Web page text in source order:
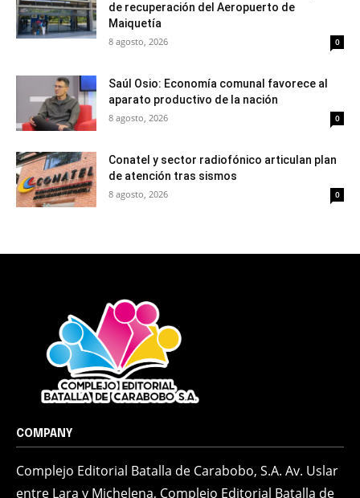
de recuperación del Aeropuerto de
Maiquetía
8 agosto, 2026 0
Saúl Osio: Economía comunal favorece al
aparato productivo de la nación
8 agosto, 2026 0
Conatel y sector radiofónico articulan plan
de atención tras sismos
8 agosto, 2026 0
COMPANY
Complejo Editorial Batalla de Carabobo, S.A. Av. Uslar
entre Lara y Michelena, Complejo Editorial Batalla de